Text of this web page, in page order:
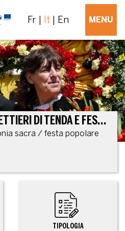
Fr It En MENU
CARRETTIERI DI TENDA E FESTA DI SANT’ELIGIO
sacra / festa popolare
TIPOLOGIA